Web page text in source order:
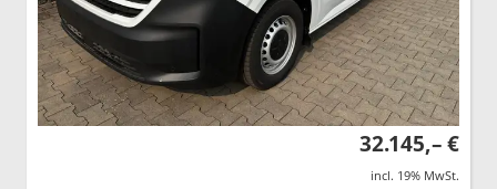
32.145,– €
incl. 19% MwSt.